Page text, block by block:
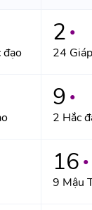
2 ●
24
9 ●
2 Hắc
16 ●
9 Mậu